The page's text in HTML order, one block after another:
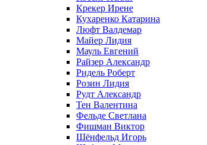
Крекер Ирене
Кухаренко Катарина
Люфт Валдемaр
Майер Лидия
Мауль Евгений
Райзер Александр
Ридель Роберт
Розин Лидия
Рудт Александр
Тен Валентина
Фельде Светлана
Фишман Виктор
Шёнфельд Игорь